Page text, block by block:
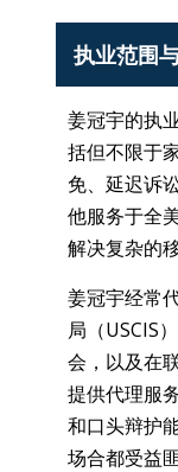
执业范围
姜冠宇的执
括但不限于
免、延迟诉
他服务于全
解决复杂的
姜冠宇经常
局（USCIS
会，以及在
提供代理服
和口头辩护
场合都受益匪